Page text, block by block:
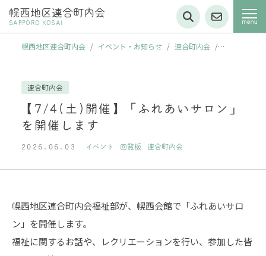
幌西地区連合町内会
SAPPORO KOSAI
幌西地区連合町内会 / イベント・お知らせ / 連合町内会 /
連合町内会
【7/4(土)開催】「ふれあいサロン」
を開催します
2026.06.03 イベント 回覧板 連合町内会
幌西地区連合町内会福祉部が、幌西会館で「ふれあいサロ
ン」を開催します。
福祉に関するお話や、レクリエーションを行い、参加した皆